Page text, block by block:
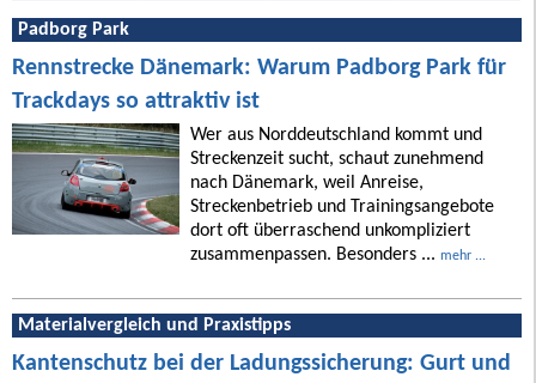
Padborg Park
Rennstrecke Dänemark: Warum Padborg Park für
Trackdays so attraktiv ist
Wer aus Norddeutschland kommt und
Streckenzeit sucht, schaut zunehmend
nach Dänemark, weil Anreise,
Streckenbetrieb und Trainingsangebote
dort oft überraschend unkompliziert
zusammenpassen. Besonders ... mehr ...
Materialvergleich und Praxistipps
Kantenschutz bei der Ladungssicherung: Gurt und